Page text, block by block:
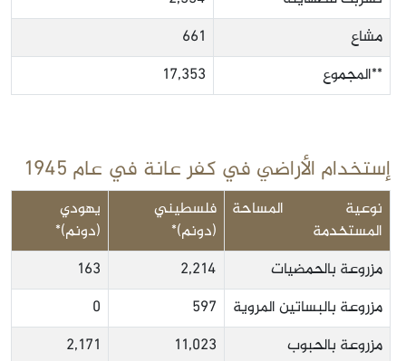
مشاع
661
**المجموع
17,353
إستخدام الأراضي في كفر عانة في عام 1945
نوعية المساحة
المستخدمة
فلسطيني
(دونم)*
يهودي
(دونم)*
مزروعة بالحمضيات
2,214
163
مزروعة بالبساتين المروية
597
0
مزروعة بالحبوب
11,023
2,171